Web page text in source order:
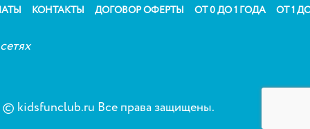
КОНТАКТЫ ДОГОВОР ОФЕРТЫ ОТ 0 ДО 1 ГОДА ОТ 1
© kidsfunclub.ru Все права защищены.